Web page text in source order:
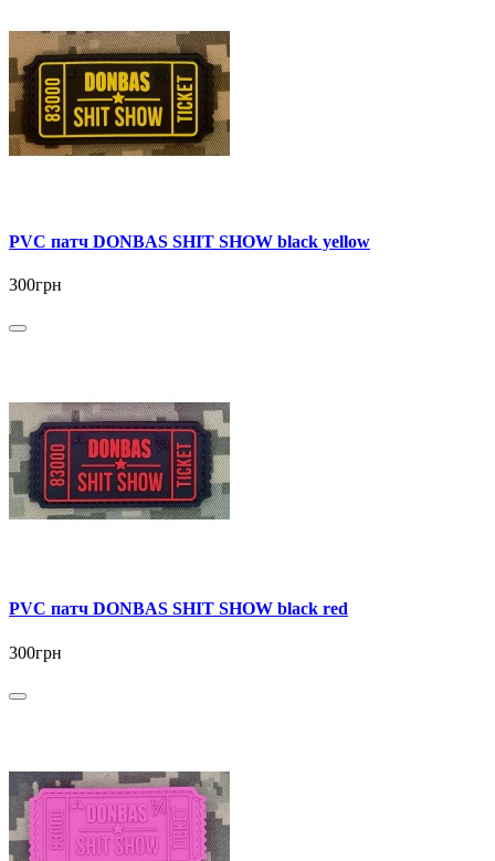
PVC патч DONBAS SHIT SHOW black yellow
300грн
PVC патч DONBAS SHIT SHOW black red
300грн